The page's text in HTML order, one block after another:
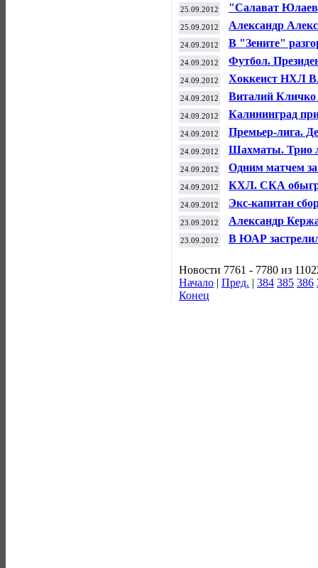
25.09.2012
"Салават
историю
25.09.2012
Александр
старшего
24.09.2012 В "Зените"
24.09.2012
Футбол.
уволил Семина
24.09.2012
Хоккеист НХЛ
российский СКА
24.09.2012 Виталий Кличко
24.09.2012 Калининград
24.09.2012
Премьер-лига.
"Анжи"
24.09.2012 Шахматы. Трио
24.09.2012
Одним матчем
России по
24.09.2012 КХЛ. СКА
24.09.2012
Экс-капитан
объявил об
23.09.2012
Александр
"Зенита"
23.09.2012
В ЮАР
Новости 7761 - 7780 из
Начало | Пред. | 384 385 386
Конец